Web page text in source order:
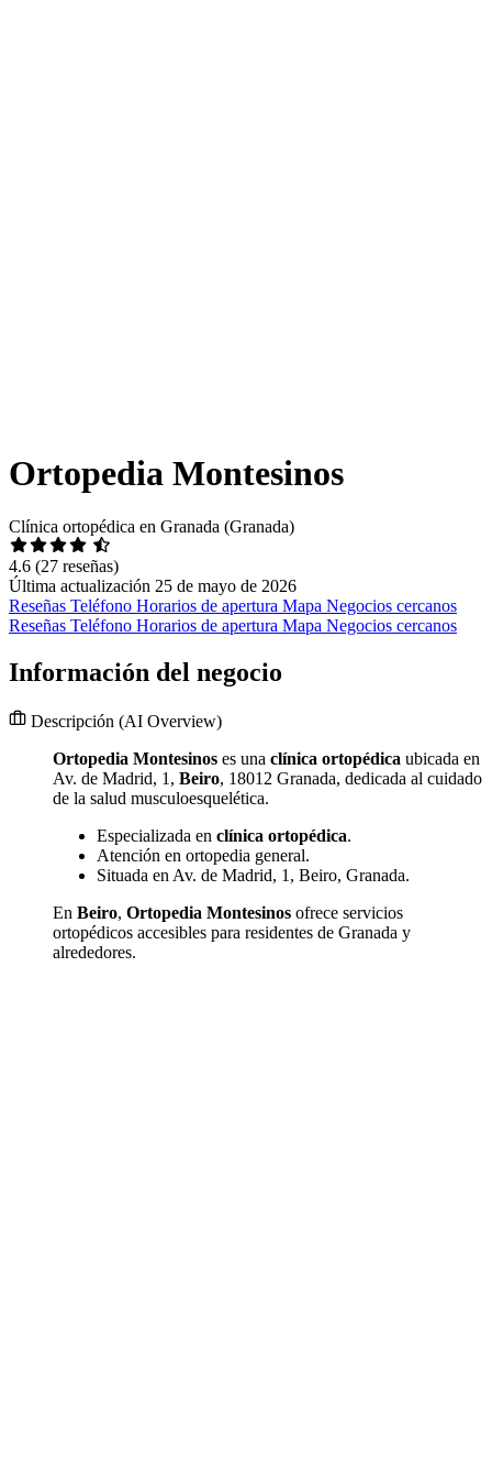
Ortopedia Montesinos
Clínica ortopédica en Granada (Granada)
4.6 (27 reseñas)
Última actualización 25 de mayo de 2026
Reseñas Teléfono Horarios de apertura Mapa Negocios cercanos
Reseñas Teléfono Horarios de apertura Mapa Negocios cercanos
Información del negocio
Descripción (AI Overview)
Ortopedia Montesinos es una clínica ortopédica ubicada en
Av. de Madrid, 1, Beiro, 18012 Granada, dedicada al cuidado
de la salud musculoesquelética.
Especializada en clínica ortopédica.
Atención en ortopedia general.
Situada en Av. de Madrid, 1, Beiro, Granada.
En Beiro, Ortopedia Montesinos ofrece servicios
ortopédicos accesibles para residentes de Granada y
alrededores.